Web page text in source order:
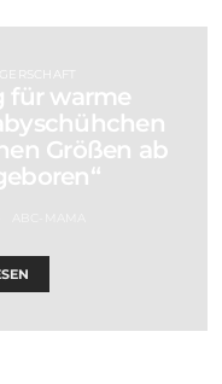
für warme
Größen ab